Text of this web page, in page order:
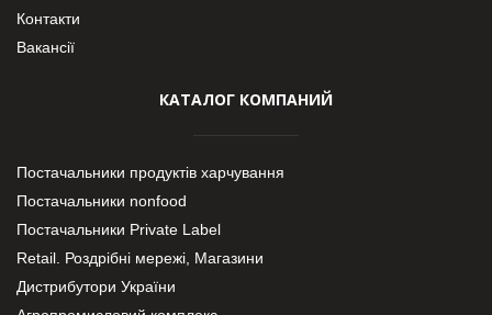
Контакти
Вакансії
КАТАЛОГ КОМПАНИЙ
Постачальники продуктів харчування
Постачальники nonfood
Постачальники Private Label
Retail. Роздрібні мережі, Магазини
Дистрибутори України